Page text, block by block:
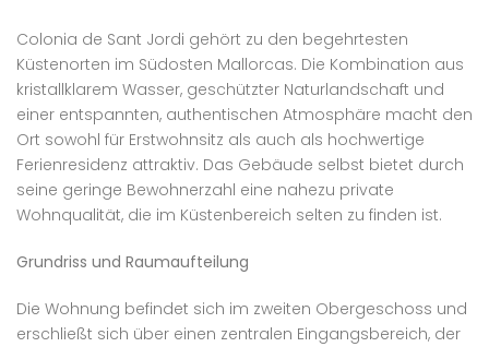
Colonia de Sant Jordi gehört zu den begehrtesten
Küstenorten im Südosten Mallorcas. Die Kombination aus
kristallklarem Wasser, geschützter Naturlandschaft und
einer entspannten, authentischen Atmosphäre macht den
Ort sowohl für Erstwohnsitz als auch als hochwertige
Ferienresidenz attraktiv. Das Gebäude selbst bietet durch
seine geringe Bewohnerzahl eine nahezu private
Wohnqualität, die im Küstenbereich selten zu finden ist.
Grundriss und Raumaufteilung
Die Wohnung befindet sich im zweiten Obergeschoss und
erschließt sich über einen zentralen Eingangsbereich, der